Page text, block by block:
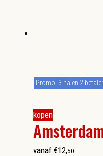
kopen
Promo: 3 halen 2
vanaf €12,50